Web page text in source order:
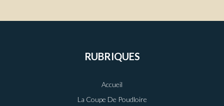
RUBRIQUES
Accueil
La Coupe De Poudloire